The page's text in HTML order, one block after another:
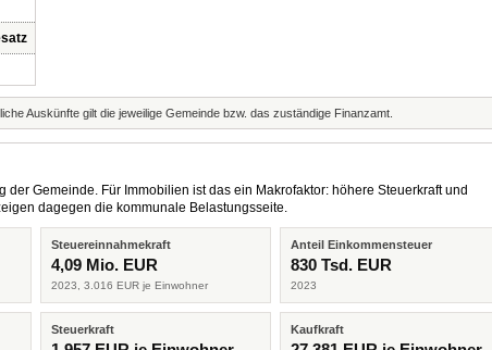
Auskünfte gilt die jeweilige Gemeinde bzw. das zuständige Finanzamt.
Gemeinde. Für Immobilien ist das ein Makrofaktor: höhere Steuerkraft und
dagegen die kommunale Belastungsseite.
Steuereinnahmekraft
4,09 Mio. EUR
2023, 3.016 EUR je Einwohner
Anteil Einkommensteuer
830 Tsd. EUR
2023
Steuerkraft Kaufkraft